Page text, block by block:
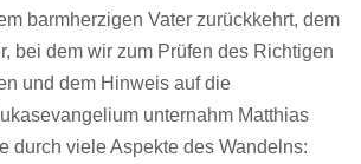
barmherzigen Vater zurückkehrt, dem
bei dem wir zum Prüfen des Richtigen
und dem Hinweis auf die
unternahm Matthias
durch viele Aspekte des Wandelns: